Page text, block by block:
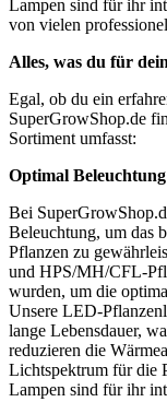
Lampen sind für ihr
von vielen
Alles, was du für
Egal, ob du ein
SuperGrowShop.de
Sortiment umfasst:
Optimal
Bei
Beleuchtung, um das
Pflanzen zu
und HPS/MH/CFL-
wurden, um die
Unsere LED-
lange Lebensdauer,
reduzieren die
Lichtspektrum für die
Lampen sind für ihr